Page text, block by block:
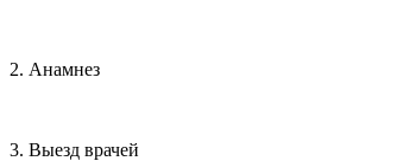
2. Анамнез
3. Выезд врачей